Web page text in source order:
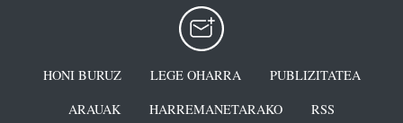
HONI BURUZ LEGE OHARRA
PUBLIZITATEA
ARAUAK
HARREMANETARAKO RSS